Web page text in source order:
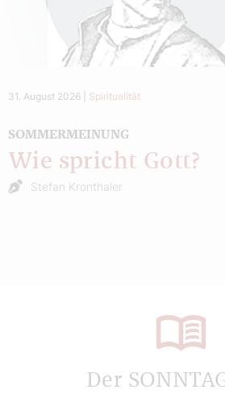
31. August 2026 Spiritualität
SOMMERMEINUNG
Wie spricht Gott?
Stefan Kronthaler
Der